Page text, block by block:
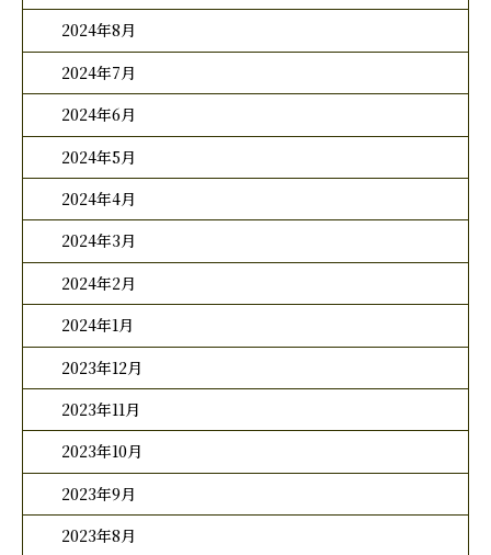
2024年8月
2024年7月
2024年6月
2024年5月
2024年4月
2024年3月
2024年2月
2024年1月
2023年12月
2023年11月
2023年10月
2023年9月
2023年8月